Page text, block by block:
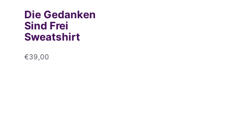
Die Gedanken
Sind Frei
Sweatshirt
€39,00